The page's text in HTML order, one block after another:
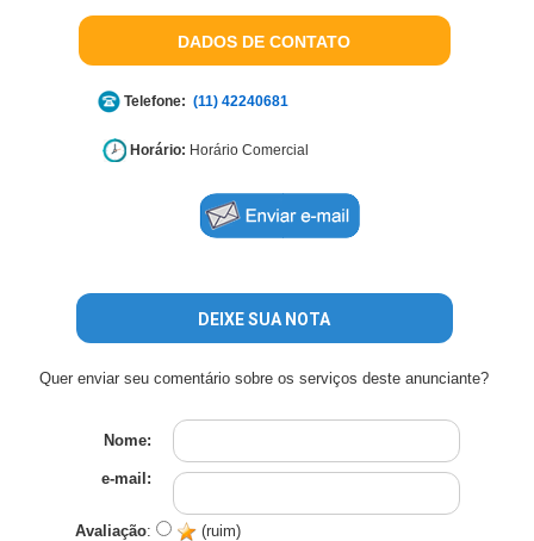
DADOS DE CONTATO
Telefone: (11) 42240681
Horário: Horário Comercial
DEIXE SUA NOTA
Quer enviar seu comentário sobre os serviços deste anunciante?
Nome:
e-mail:
Avaliação:
(ruim)